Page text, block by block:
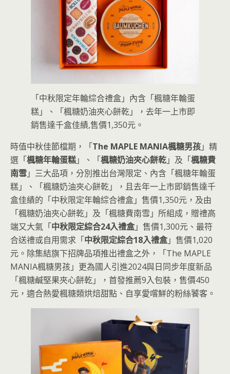
「中秋限定年輪綜合禮盒」內含「楓糖年輪蛋
糕」、「楓糖奶油夾心餅乾」，去年一上市即
銷售達千盒佳績,售價1,350元。
時值中秋佳節檔期，「The MAPLE MANIA楓糖男孩」精
選「楓糖年輪蛋糕」、「楓糖奶油夾心餅乾」及「楓糖費
南雪」三大品項，分別推出台灣限定、內含「楓糖年輪蛋
糕」、「楓糖奶油夾心餅乾」，且去年一上市即銷售達千
盒佳績的「中秋限定年輪綜合禮盒」售價1,350元，及由
「楓糖奶油夾心餅乾」及「楓糖費南雪」所組成，贈禮高
端又大氣「中秋限定綜合24入禮盒」售價1,300元、最符
合送禮或自用需求「中秋限定綜合18入禮盒」售價1,020
元。除集結旗下招牌品項推出禮盒之外，「The MAPLE
MANIA楓糖男孩」更為國人引進2024與日同步年度新品
「楓糖鹹堅果夾心餅乾」，首發推薦9入包裝，售價450
元，適合熱愛楓糖類烘焙甜點、自享愛嚐鮮的粉絲饕客。